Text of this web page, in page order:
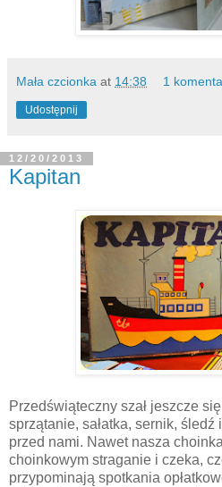
Mała czcionka at 14:38 1
Udostępnij
12/20/2013
Kapitan
Przedświąteczny szał jeszcze
sprzątanie, sałatka, sernik, śledź
przed nami. Nawet nasza
choinkowym straganie i czeka,
przypominają spotkania